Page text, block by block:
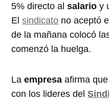
5% directo alsalario y
Elsindicato no aceptó
de la mañana colocó
comenzó la huelga.
Laempresa afirma
con los lideres del